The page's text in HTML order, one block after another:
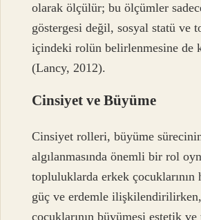
olarak ölçülür; bu ölçümler
göstergesi değil, sosyal statü ve
içindeki rolün belirlenmesine de
(Lancy, 2012).
Cinsiyet ve Büyüme
Cinsiyet rolleri, büyüme
algılanmasında önemli bir rol
topluluklarda erkek çocuklarının
güç ve erdemle
çocuklarının büyümesi estetik